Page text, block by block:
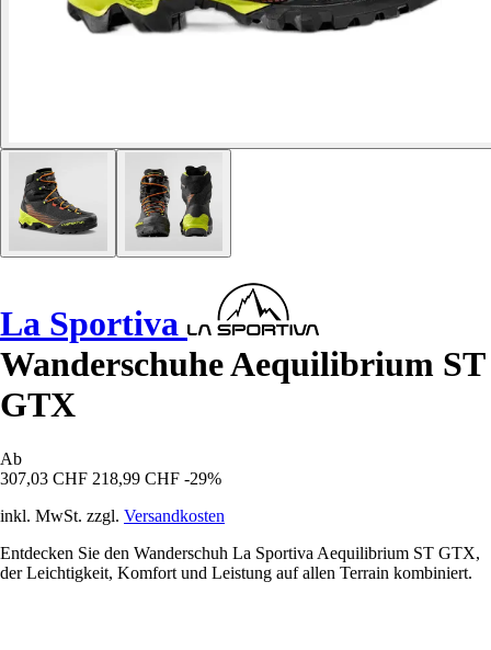
La Sportiva
Wanderschuhe Aequilibrium ST
GTX
Ab
307,03 CHF 218,99 CHF -29%
inkl. MwSt. zzgl. Versandkosten
Entdecken Sie den Wanderschuh La Sportiva Aequilibrium ST GTX,
der Leichtigkeit, Komfort und Leistung auf allen Terrain kombiniert.